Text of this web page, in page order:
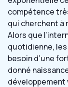
compétence
qui cherchent à
Alors que
quotidienne,
besoin d’une
donné
développement